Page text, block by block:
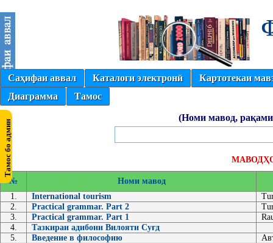
Саҳифаи аввал Каталоги электронӣ
Картотекаи
Диаграмма
Тамос
(Номи мавод,
№
Номи мавод
1.
International tourism
2.
Practical grammar. Part 2
3.
Practical grammar. Part 1
4.
Тазкираи адибони Вилояти Суғд
5.
Введение в философию